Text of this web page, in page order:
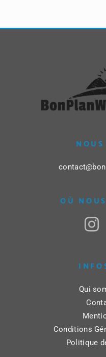
OÙ
Qui
Conditions
Politique